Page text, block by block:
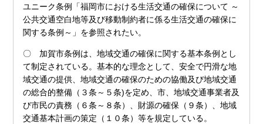
ユニーク条例「福岡市における生活交通の確保について ～
公共交通空白地等及び移動制約者に係る生活交通の確保に
関する条例～」を参照されたい。
〇 加賀市条例は、地域交通の確保に関する基本条例とし
て制定されている。基本的な理念として、安全で円滑な地
域交通の提供、地域交通の確保のための協働及び地域交通
の総合的整備（３条～５条)を定め、市、地域交通事業者及
び市民の責務（６条～８条）、財源の確保（９条）、地域
交通基本計画の策定（１０条）等を規定している。